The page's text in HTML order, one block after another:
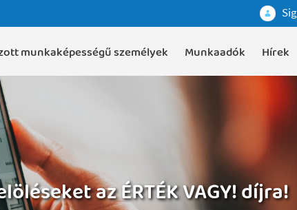
munkaképességű személyek Munkaadók Hírek
az ÉRTÉK VAGY! díjra!